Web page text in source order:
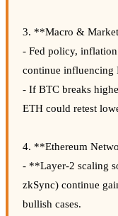
3. **Macro &
- Fed policy, inflation
continue influencing
- If BTC breaks
ETH could retest
4. **Ethereum
- **Layer-2 scaling
zkSync) continue
bullish cases.